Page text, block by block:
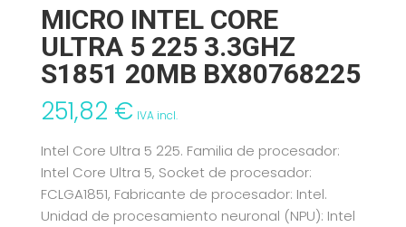
MICRO INTEL CORE
ULTRA 5 225 3.3GHZ
S1851 20MB BX80768225
251,82 € IVA incl.
Intel Core Ultra 5 225. Familia de procesador:
Intel Core Ultra 5, Socket de procesador:
FCLGA1851, Fabricante de procesador: Intel.
Unidad de procesamiento neuronal (NPU): Intel